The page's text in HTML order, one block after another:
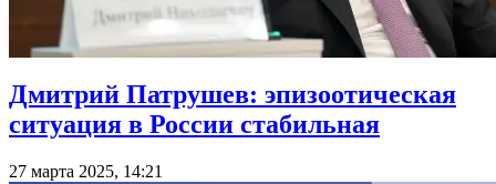
Дмитрий Патрушев: эпизоотическая
ситуация в России стабильная
27 марта 2025, 14:21